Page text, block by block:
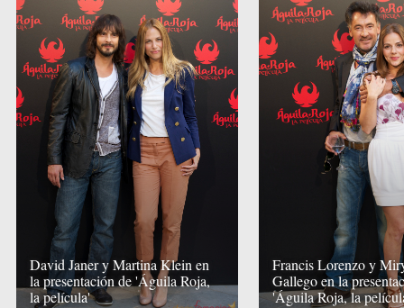
David Janer y Martina Klein en
la presentación de 'Águila Roja,
la película'
Francis Lorenzo y
Gallego en la
'Águila Roja, la